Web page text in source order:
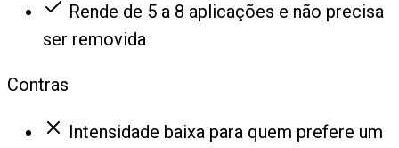
Rende de 5 a 8 aplicações e não precisa
ser removida
Contras
Intensidade baixa para quem prefere um